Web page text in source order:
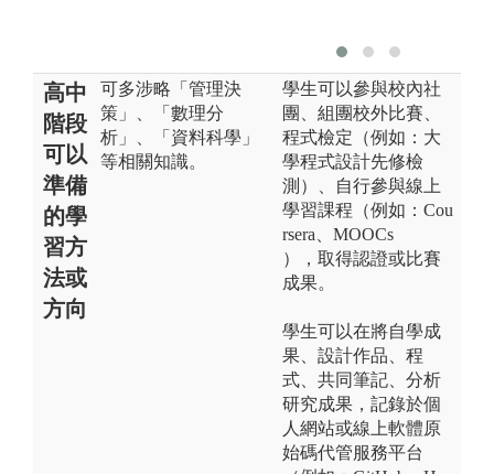
高中
階段
可以
準備
的學
習方
法或
方向
可多涉略「管理決
策」、「數理分
析」、「資料科學」
等相關知識。
學生可以參與校內社
團、組團校外比賽、
程式檢定（例如：大
學程式設計先修檢
測）、自行參與線上
學習課程（例如：Cou
rsera、MOOCs
），取得認證或比賽
成果。
學生可以在將自學成
果、設計作品、程
式、共同筆記、分析
研究成果，記錄於個
人網站或線上軟體原
始碼代管服務平台